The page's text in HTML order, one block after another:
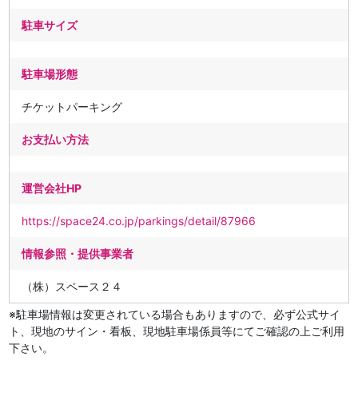
駐車サイズ
駐車場形態
チケットパーキング
お支払い方法
運営会社HP
https://space24.co.jp/parkings/detail/87966
情報参照・提供事業者
（株）スペース２４
※駐車場情報は変更されている場合もありますので、必ず公式サイ
ト、現地のサイン・看板、現地駐車場係員等にてご確認の上ご利用
下さい。